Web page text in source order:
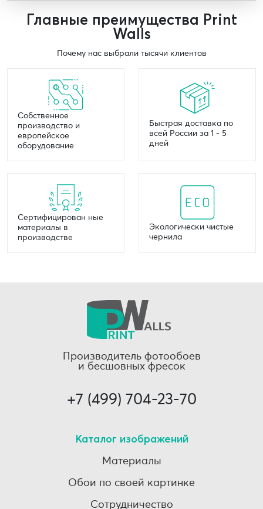
Главные преимущества Print
Walls
Почему нас выбрали тысячи клиентов
Собственное
производство и
европейское
оборудование
Быстрая доставка по
всей России за 1 - 5
дней
Сертифицирован ные
материалы в
производстве
Экологически чистые
чернила
Производитель фотообоев
и бесшовных фресок
+7 (499) 704-23-70
Каталог изображений
Материалы
Обои по своей картинке
Сотрудничество